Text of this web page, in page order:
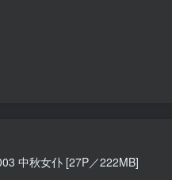
中秋女仆 [27P／222MB]